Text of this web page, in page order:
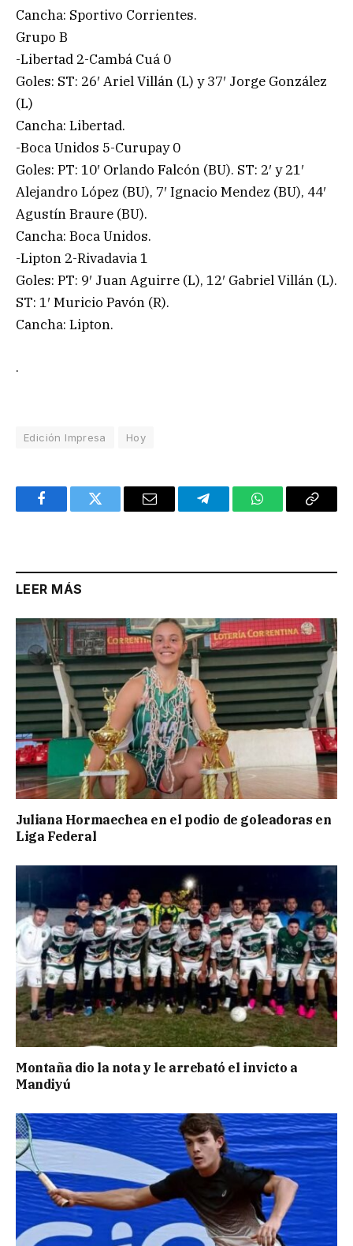
Cancha: Sportivo Corrientes.
Grupo B
-Libertad 2-Cambá Cuá 0
Goles: ST: 26′ Ariel Villán (L) y 37′ Jorge González
(L)
Cancha: Libertad.
-Boca Unidos 5-Curupay 0
Goles: PT: 10′ Orlando Falcón (BU). ST: 2′ y 21′
Alejandro López (BU), 7′ Ignacio Mendez (BU), 44′
Agustín Braure (BU).
Cancha: Boca Unidos.
-Lipton 2-Rivadavia 1
Goles: PT: 9′ Juan Aguirre (L), 12′ Gabriel Villán (L).
ST: 1′ Muricio Pavón (R).
Cancha: Lipton.
.
Edición Impresa Hoy
FacebookTwitter Email TelegramWhatsAppCopy
LEER MÁS
Juliana Hormaechea en el podio de goleadoras en
Liga Federal
Montaña dio la nota y le arrebató el invicto a
Mandiyú